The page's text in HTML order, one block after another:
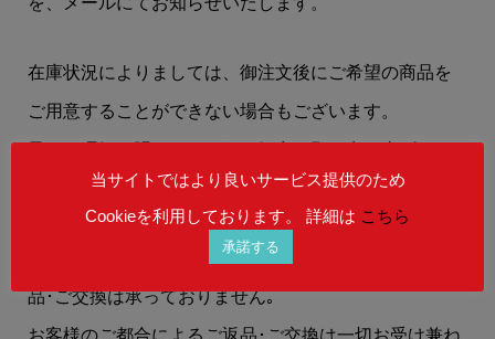
在庫状況によりましては、御注文後にご希望の商品を
ご用意することができない場合もございます。
表記の商品は、商品不良･誤配送以外の理由でのご返
品･ご交換は承っておりません｡
お客様のご都合によるご返品･ご交換は一切お受け兼ね
当サイトではより良いサービス提供のため
Cookieを利用しております。 詳細は こちら
承諾する